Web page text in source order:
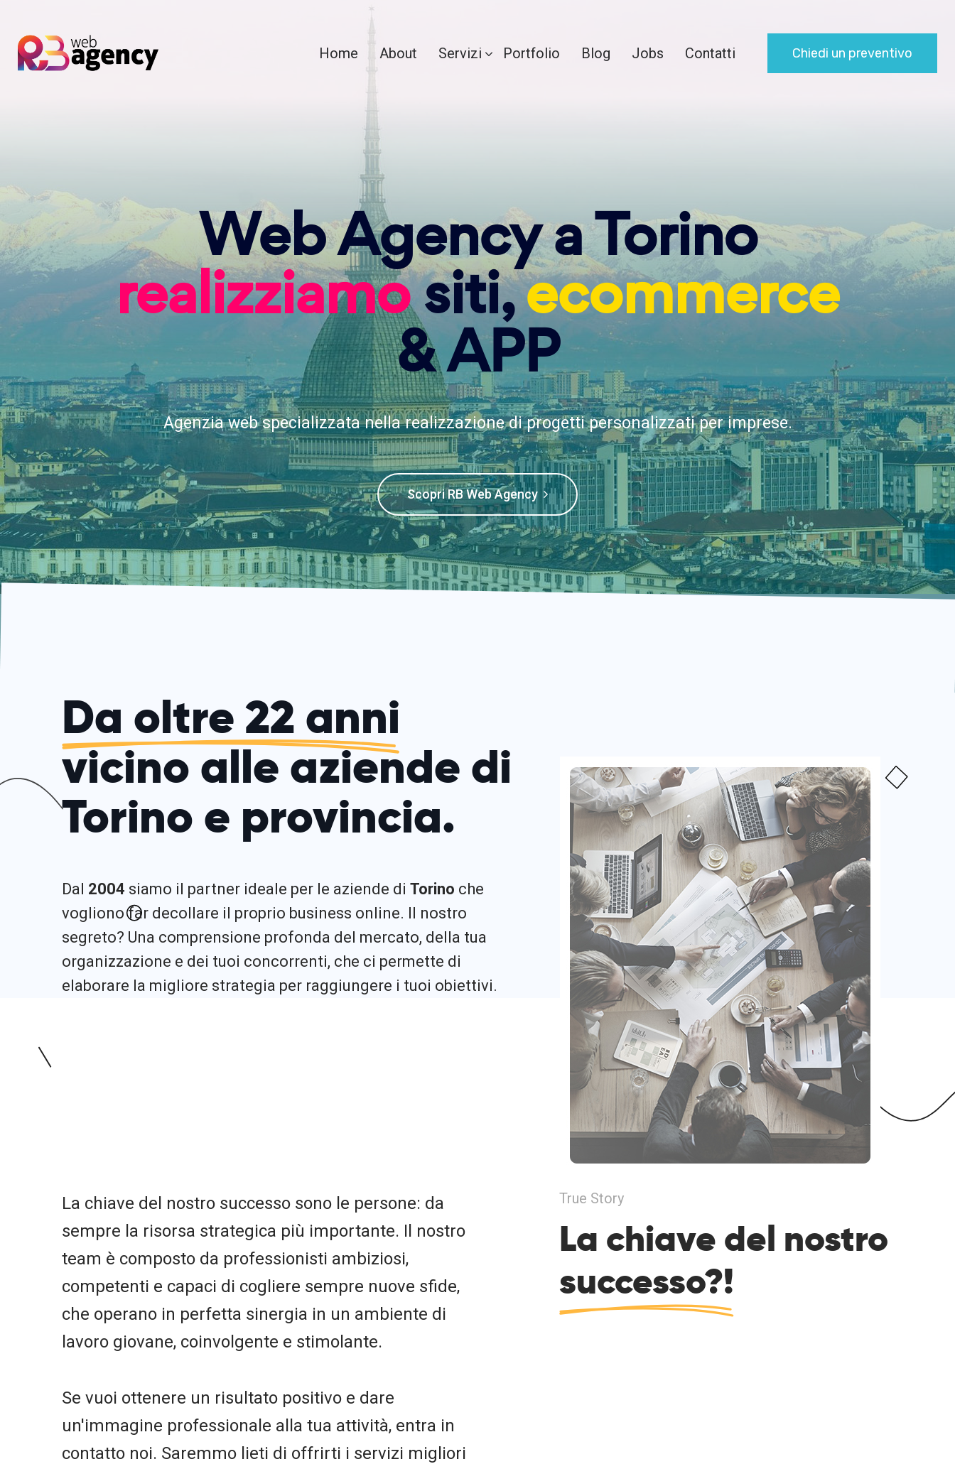
Home About Servizi Portfolio Blog Jobs Contatti Chiedi un preventivo
Web Agency a Torino
realizziamositi,ecommerce
& APP
Agenzia web specializzata nella realizzazione di progetti personalizzati per imprese.
Scopri RB Web Agency
Da oltre 22 anni
vicino alle aziende di
Torino e provincia.
Dal 2004 siamo il partner ideale per le aziende di Torino che
vogliono far decollare il proprio business online. Il nostro
segreto? Una comprensione profonda del mercato, della tua
organizzazione e dei tuoi concorrenti, che ci permette di
elaborare la migliore strategia per raggiungere i tuoi obiettivi.
True Story
La chiave del nostro
successo?!
La chiave del nostro successo sono le persone: da
sempre la risorsa strategica più importante. Il nostro
team è composto da professionisti ambiziosi,
competenti e capaci di cogliere sempre nuove sfide,
che operano in perfetta sinergia in un ambiente di
lavoro giovane, coinvolgente e stimolante.
Se vuoi ottenere un risultato positivo e dare
un'immagine professionale alla tua attività, entra in
contatto noi. Saremmo lieti di offrirti i servizi migliori